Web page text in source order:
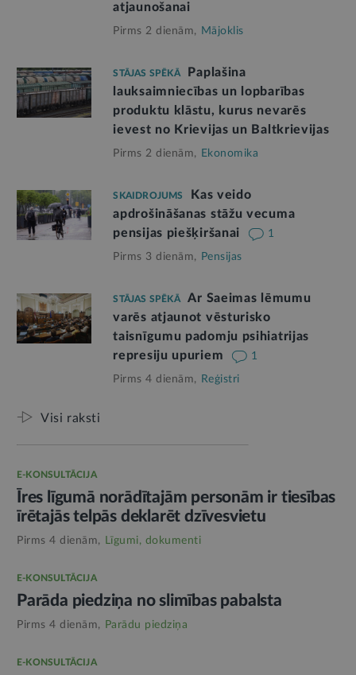
atjaunošanai
Pirms 2 dienām, Mājoklis
STĀJAS SPĒKĀ
Paplašina
lauksaimniecības un lopbarības
produktu klāstu, kurus nevarēs
ievest no Krievijas un Baltkrievijas
Pirms 2 dienām, Ekonomika
SKAIDROJUMS
Kas veido
apdrošināšanas stāžu vecuma
pensijas piešķiršanai
1
Pirms 3 dienām, Pensijas
STĀJAS SPĒKĀ
Ar Saeimas lēmumu
varēs atjaunot vēsturisko
taisnīgumu padomju psihiatrijas
represiju upuriem
1
Pirms 4 dienām, Reģistri
Visi raksti
E-KONSULTĀCIJA
Īres līgumā norādītajām personām ir tiesības
īrētajās telpās deklarēt dzīvesvietu
Pirms 4 dienām, Līgumi, dokumenti
E-KONSULTĀCIJA
Parāda piedziņa no slimības pabalsta
Pirms 4 dienām, Parādu piedziņa
E-KONSULTĀCIJA